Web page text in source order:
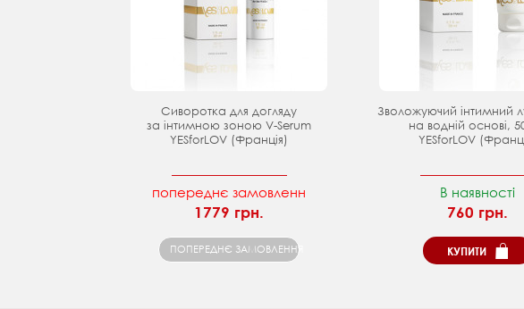
Сиворотка для догляду
за інтимною зоною V-Serum
YESforLOV (Франція)
попереднє замовленн
1779 грн.
ПОПЕРЕДНЄ ЗАМОВЛЕННЯ
Зволожуючий інтимний
на водній основі,
YESforLOV
В наявності
760 грн.
КУПИТИ